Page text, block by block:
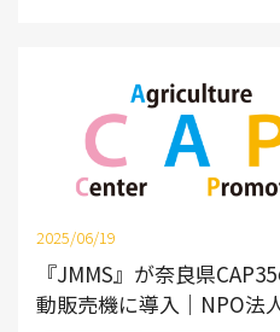
2025/06/19
『JMMS』が奈良県
動販売機に導入｜NPO法